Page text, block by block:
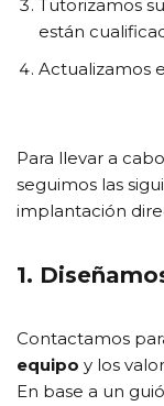
Tutorizamos
están
Actualizamos
Para llevar a
seguimos las
implantación
1.
Contactamos
equipo y los
En base a un